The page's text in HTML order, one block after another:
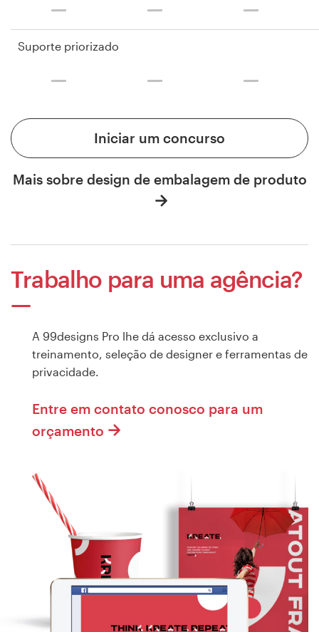
Suporte priorizado
Iniciar um concurso
Mais sobre design de embalagem de produto
Trabalho para uma agência?
A 99designs Pro lhe dá acesso exclusivo a
treinamento, seleção de designer e ferramentas de
privacidade.
Entre em contato conosco para um
orçamento